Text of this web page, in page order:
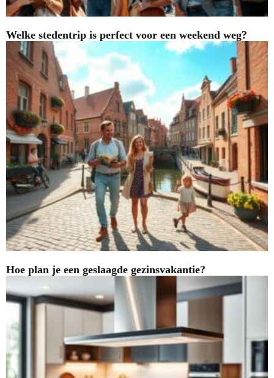
Welke stedentrip is perfect voor een weekend weg?
Hoe plan je een geslaagde gezinsvakantie?